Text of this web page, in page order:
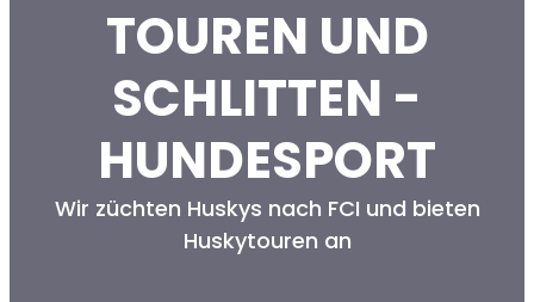
TOUREN UND
SCHLITTEN -
HUNDESPORT
Wir züchten Huskys nach FCI und bieten
Huskytouren an